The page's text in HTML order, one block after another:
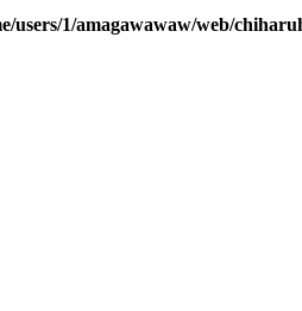
users/1/amagawawaw/web/